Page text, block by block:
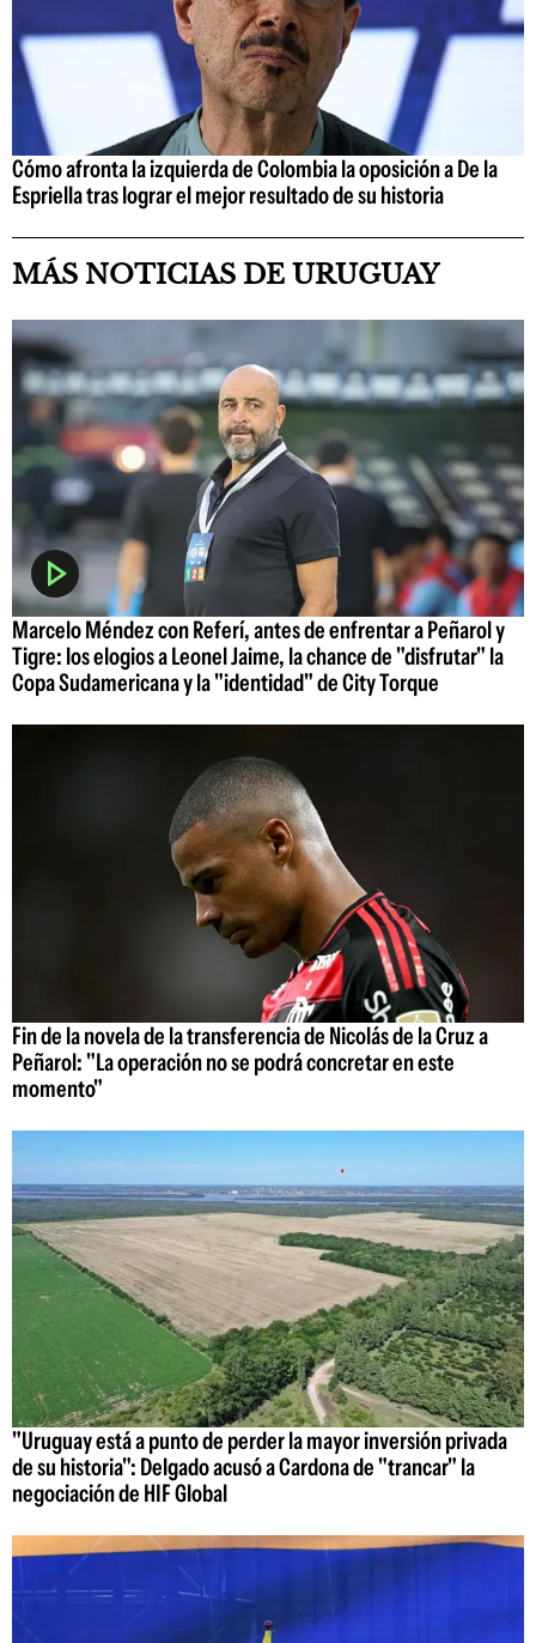
Cómo afronta la izquierda de Colombia la oposición a De la
Espriella tras lograr el mejor resultado de su historia
MÁS NOTICIAS DE URUGUAY
Marcelo Méndez con Referí, antes de enfrentar a Peñarol y
Tigre: los elogios a Leonel Jaime, la chance de "disfrutar" la
Copa Sudamericana y la "identidad" de City Torque
Fin de la novela de la transferencia de Nicolás de la Cruz a
Peñarol: "La operación no se podrá concretar en este
momento"
"Uruguay está a punto de perder la mayor inversión privada
de su historia": Delgado acusó a Cardona de "trancar" la
negociación de HIF Global